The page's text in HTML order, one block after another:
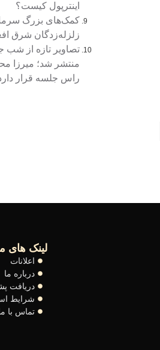
اینترپول کیست؟
کمک‌های بزرگ
زلزله‌زدگان شرق
تصاویر تازه از شب
منتشر شد؛ میرزا
راس جلسه قرار
لینک های
اعلانات
درباره ما
دریافت
شرایط
تماس با